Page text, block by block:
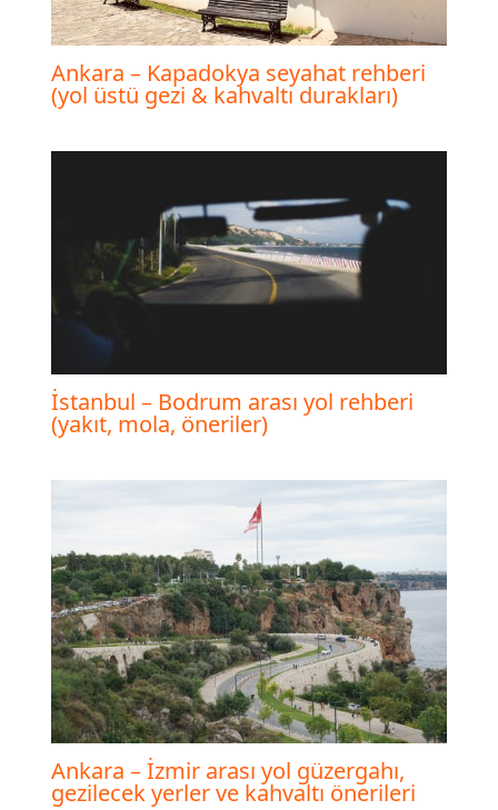
Ankara – Kapadokya seyahat rehberi
(yol üstü gezi & kahvaltı durakları)
İstanbul – Bodrum arası yol rehberi
(yakıt, mola, öneriler)
Ankara – İzmir arası yol güzergahı,
gezilecek yerler ve kahvaltı önerileri